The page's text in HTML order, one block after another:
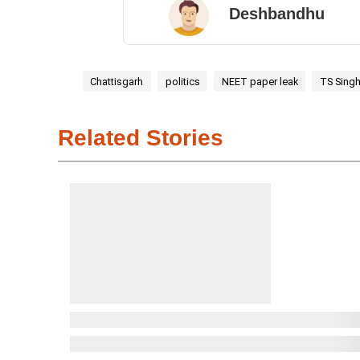
Deshbandhu
Chattisgarh politics NEET paper leak TS
Related Stories